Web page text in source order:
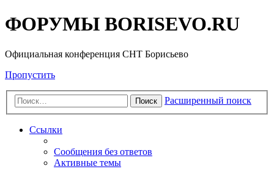
ФОРУМЫ BORISEVO.RU
Официальная конференция СНТ Борисьево
Пропустить
Поиск Расширенный поиск
Ссылки
Сообщения без ответов
Активные темы